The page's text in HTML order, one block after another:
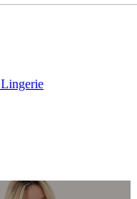
Lingerie